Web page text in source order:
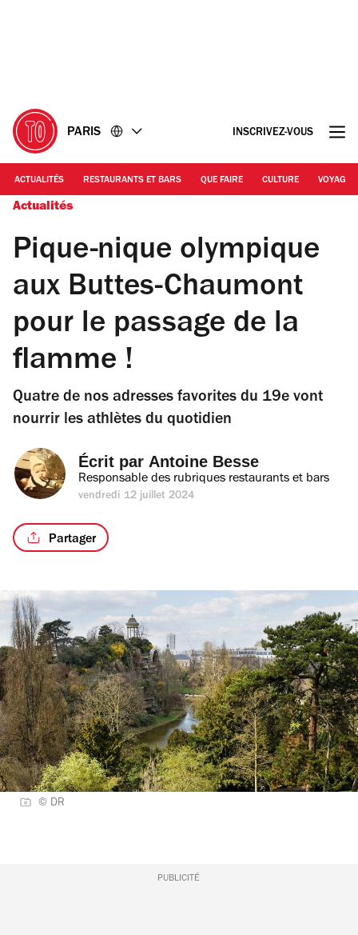
PARIS INSCRIVEZ-VOUS
ACTUALITÉS RESTAURANTS ET BARS QUE FAIRE CULTURE VOYAGE
Actualités
Pique-nique olympique
aux Buttes-Chaumont
pour le passage de la
flamme !
Quatre de nos adresses favorites du 19e vont
nourrir les athlètes du quotidien
Écrit par Antoine Besse
Responsable des rubriques restaurants et bars
vendredi 12 juillet 2024
Partager
© DR
PUBLICITÉ